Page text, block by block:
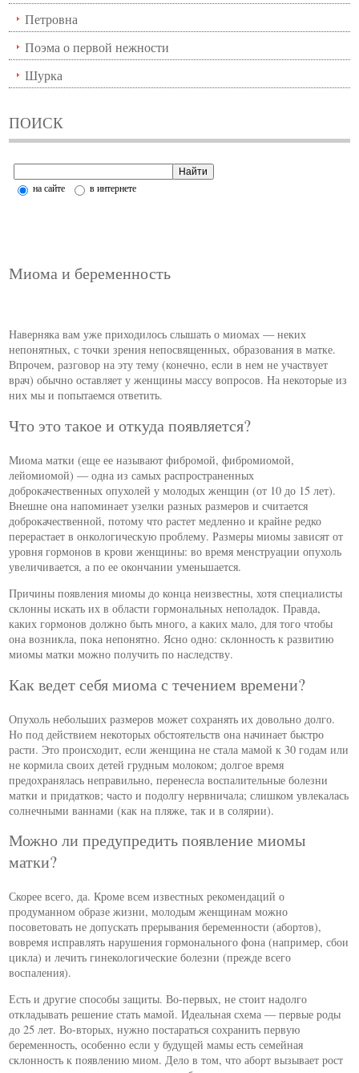
Петровна
Поэма о первой нежности
Шурка
ПОИСК
на сайте в интернете
Миома и беременность
Наверняка вам уже приходилось слышать о миомах — неких
непонятных, с точки зрения непосвященных, образования в матке.
Впрочем, разговор на эту тему (конечно, если в нем не участвует
врач) обычно оставляет у женщины массу вопросов. На некоторые из
них мы и попытаемся ответить.
Что это такое и откуда появляется?
Миома матки (еще ее называют фибромой, фибромиомой,
лейомиомой) — одна из самых распространенных
доброкачественных опухолей у молодых женщин (от 10 до 15 лет).
Внешне она напоминает узелки разных размеров и считается
доброкачественной, потому что растет медленно и крайне редко
перерастает в онкологическую проблему. Размеры миомы зависят от
уровня гормонов в крови женщины: во время менструации опухоль
увеличивается, а по ее окончании уменьшается.
Причины появления миомы до конца неизвестны, хотя специалисты
склонны искать их в области гормональных неполадок. Правда,
каких гормонов должно быть много, а каких мало, для того чтобы
она возникла, пока непонятно. Ясно одно: склонность к развитию
миомы матки можно получить по наследству.
Как ведет себя миома с течением времени?
Опухоль небольших размеров может сохранять их довольно долго.
Но под действием некоторых обстоятельств она начинает быстро
расти. Это происходит, если женщина не стала мамой к 30 годам или
не кормила своих детей грудным молоком; долгое время
предохранялась неправильно, перенесла воспалительные болезни
матки и придатков; часто и подолгу нервничала; слишком увлекалась
солнечными ваннами (как на пляже, так и в солярии).
Можно ли предупредить появление миомы
матки?
Скорее всего, да. Кроме всем известных рекомендаций о
продуманном образе жизни, молодым женщинам можно
посоветовать не допускать прерывания беременности (абортов),
вовремя исправлять нарушения гормонального фона (например, сбои
цикла) и лечить гинекологические болезни (прежде всего
воспаления).
Есть и другие способы защиты. Во-первых, не стоит надолго
откладывать решение стать мамой. Идеальная схема — первые роды
до 25 лет. Во-вторых, нужно постараться сохранить первую
беременность, особенно если у будущей мамы есть семейная
склонность к появлению миом. Дело в том, что аборт вызывает рост